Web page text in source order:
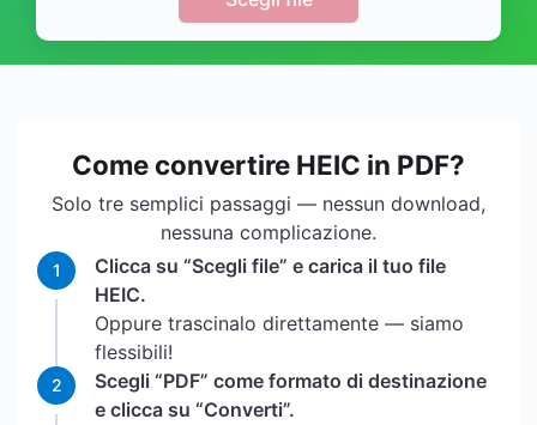
Come convertire HEIC in PDF?
Solo tre semplici passaggi — nessun download,
nessuna complicazione.
1
Clicca su “Scegli file” e carica il tuo file
HEIC.
Oppure trascinalo direttamente — siamo
flessibili!
2
Scegli “PDF” come formato di destinazione
e clicca su “Converti”.